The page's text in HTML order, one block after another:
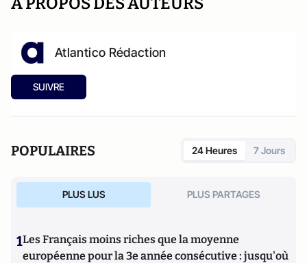
Atlantico Rédaction
SUIVRE
POPULAIRES 24 Heures 7 Jours
PLUS LUS PLUS PARTAGES
1Les Français moins riches que la moyenne
européenne pour la 3e année consécutive : jusqu'où